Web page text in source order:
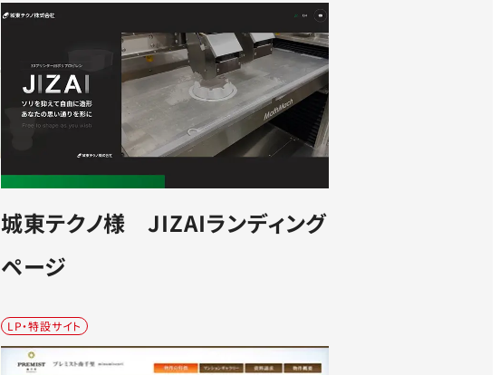
城東テクノ様 JIZAIランディング
ページ
LP・特設サイト